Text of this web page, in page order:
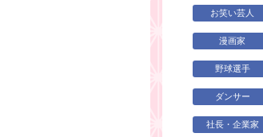
お笑い芸人
漫画家
野球選手
ダンサー
社長・企業家